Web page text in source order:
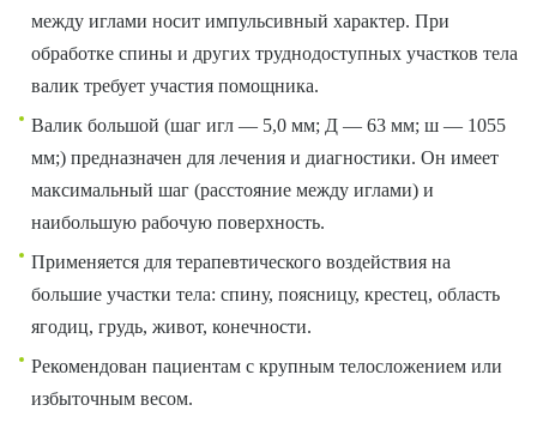
между иглами носит импульсивный характер. При
обработке спины и других труднодоступных участков тела
валик требует участия помощника.
Валик большой (шаг игл — 5,0 мм; Д — 63 мм; ш — 1055
мм;) предназначен для лечения и диагностики. Он имеет
максимальный шаг (расстояние между иглами) и
наибольшую рабочую поверхность.
Применяется для терапевтического воздействия на
большие участки тела: спину, поясницу, крестец, область
ягодиц, грудь, живот, конечности.
Рекомендован пациентам с крупным телосложением или
избыточным весом.